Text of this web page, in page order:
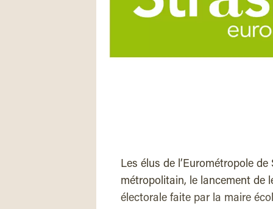
Les élus de l’Eurométropole
métropolitain, le lancement de
électorale faite par la maire